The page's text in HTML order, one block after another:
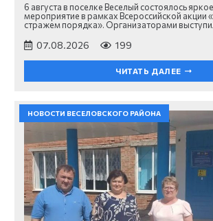
6 августа в поселке Веселый состоялось
мероприятие в рамках Всероссийской акции
стражем порядка». Организаторами
07.08.2026 199
ЧИТАТЬ ДАЛЕЕ
НОВОСТИ ВЕСЕЛОВСКОГО РАЙОНА